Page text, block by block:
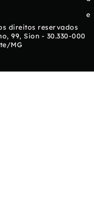
e
direitos reservados
99, Sion - 30.330-000
MG